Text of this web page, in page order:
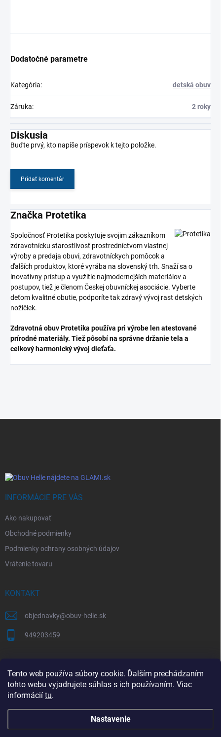
Tento web používa súbory cookie. Ďalším prechádzaním
tohto webu vyjadrujete súhlas s ich používaním. Viac
informácií tu.
Nastavenie
Dodatočné parametre
Kategória: detská obuv
Záruka: 2 roky
Diskusia
Buďte prvý, kto napíše príspevok k tejto položke.
Pridať komentár
Značka Protetika
Spoločnosť Protetika poskytuje svojim zákazníkom
zdravotnícku starostlivosť prostredníctvom vlastnej
výroby a predaja obuvi, zdravotníckych pomôcok a
ďalších produktov, ktoré vyrába na slovenský trh. Snaží sa o
inovatívny prístup a využitie najmodernejších materiálov a
postupov, tiež je členom Českej obuvníckej asociácie. Vyberte
deťom kvalitné obutie, podporíte tak zdravý vývoj rast detských
nožičiek.
Zdravotná obuv Protetika používa pri výrobe len atestované
prírodné materiály. Tiež pôsobí na správne držanie tela a
celkový harmonický vývoj dieťaťa.
INFORMÁCIE PRE VÁS
Ako nakupovať
Obchodné podmienky
Podmienky ochrany osobných údajov
Vrátenie tovaru
KONTAKT
objednavky@obuv-helle.sk
949203459
AKO SPRÁVNE VYBRAŤ VEĽKOSŤ OBUVI
Tabuľky veľkostí a správne meranie chodidla